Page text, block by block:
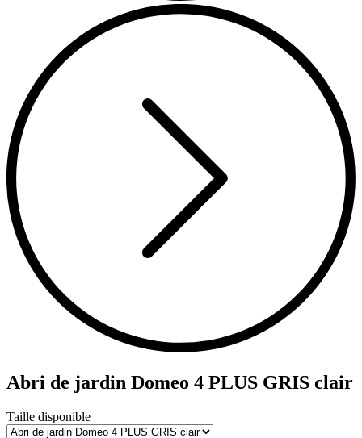
Abri de jardin Domeo 4 PLUS GRIS clair
Taille disponible